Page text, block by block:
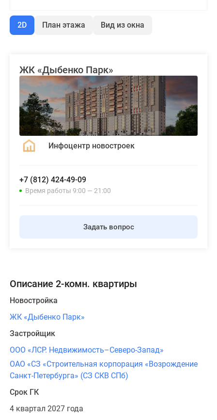
2D План этажа Вид из окна
ЖК «Дыбенко Парк»
Инфоцентр новостроек
+7 (812) 424-49-09
Время работы 9:00 — 21:00
Задать вопрос
Описание 2-комн. квартиры
Новостройка
ЖК «Дыбенко Парк»
Застройщик
ООО «ЛСР. Недвижимость–Северо-Запад»
ОАО «СЗ «Строительная корпорация «Возрождение
Санкт-Петербурга» (СЗ СКВ СПб)
Срок ГК
4 квартал 2027 года